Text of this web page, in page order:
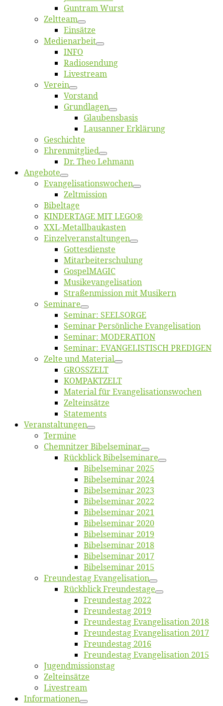
Gun­tram Wurst
Zelt­team
Ein­sät­ze
Me­di­en­ar­beit
INFO
Ra­dio­sen­dung
Live­stream
Ver­ein
Vor­stand
Grund­la­gen
Glaubens­ba­sis
Lausan­ner Erklärung
Ge­schich­te
Eh­ren­mit­glied
Dr. Theo Lehmann
An­ge­bo­te
Evangelisa­tions­wo­chen
Zelt­mis­si­on
Bi­bel­ta­ge
KINDERTAGE MIT LEGO®
XXL-Me­­tal­l­­bau­­kas­­ten
Einzelver­an­stal­tungen
Got­tes­diens­te
Mitarbeiter­schulung
Gos­pel­MA­GIC
Musikevan­ge­li­sa­tion
Straßenmis­sion mit Musikern
Se­mi­na­re
Se­mi­nar: SEELSORGE
Se­mi­nar Per­sön­li­che Evangelisation
Se­mi­nar: MODERATION
Se­mi­nar: EVANGELISTISCH PREDIGEN
Zel­te und Material
GROSSZELT
KOMPAKTZELT
Ma­te­ri­al für Evangelisationswochen
Zelt­ein­sät­ze
State­ments
Ver­an­stal­tun­gen
Ter­mi­ne
Chemnit­zer Bibelseminar
Rück­blick Bibelseminare
Bi­bel­se­mi­nar 2025
Bi­bel­se­mi­nar 2024
Bi­bel­se­mi­nar 2023
Bi­bel­se­mi­nar 2022
Bi­bel­se­mi­nar 2021
Bi­bel­se­mi­nar 2020
Bi­bel­se­mi­nar 2019
Bi­bel­se­mi­nar 2018
Bibelsemi­nar 2017
Bibelsemi­nar 2015
Freun­des­tag Evangelisation
Rück­blick Freundestage
Freun­des­tag 2022
Freun­des­tag 2019
Freun­des­tag Evan­ge­li­sa­ti­on 2018
Freun­des­tag Evan­ge­li­sa­ti­on 2017
Freun­des­tag 2016
Freun­des­tag Evan­ge­li­sa­ti­on 2015
Jugend­mis­sions­tag
Zelt­ein­sät­ze
Live­stream
Informatio­nen